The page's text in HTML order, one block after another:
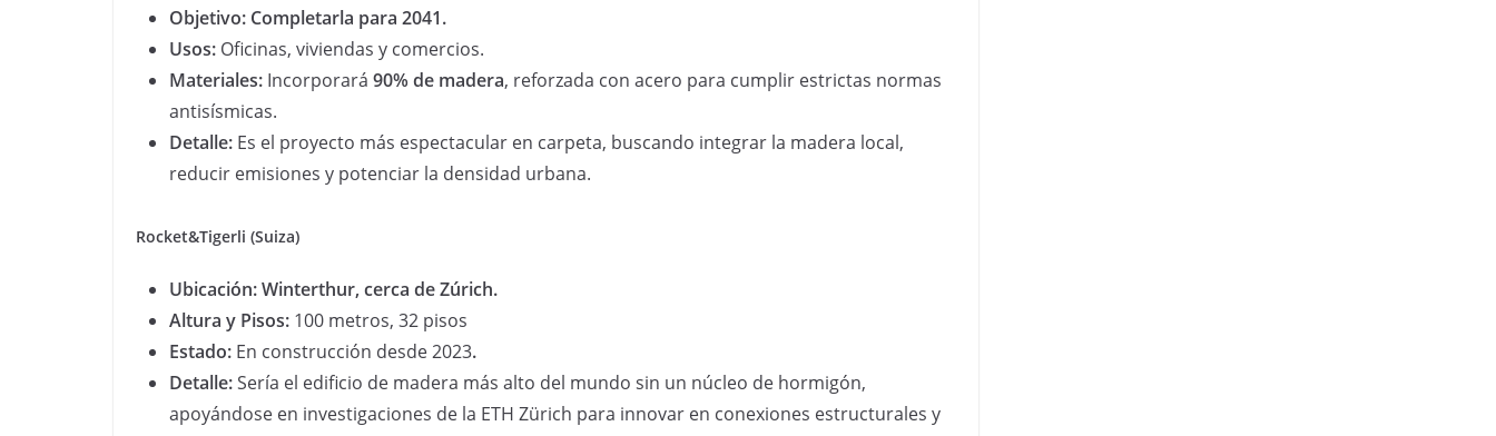
Objetivo: Completarla para 2041.
Usos: Oficinas, viviendas y comercios.
Materiales: Incorporará 90% de madera, reforzada con acero para cumplir estrictas normas
antisísmicas.
Detalle: Es el proyecto más espectacular en carpeta, buscando integrar la madera local,
reducir emisiones y potenciar la densidad urbana.
Rocket&Tigerli (Suiza)
Ubicación: Winterthur, cerca de Zúrich.
Altura y Pisos: 100 metros, 32 pisos
Estado: En construcción desde 2023.
Detalle:Sería el edificio de madera más alto del mundo sin un núcleo de hormigón,
apoyándose en investigaciones de la ETH Zürich para innovar en conexiones estructurales y